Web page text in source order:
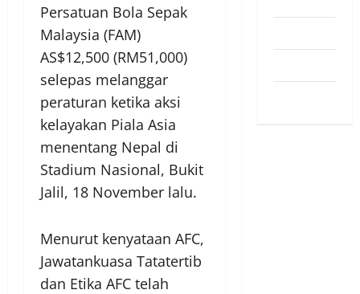
Persatuan Bola Sepak
Malaysia (FAM)
AS$12,500 (RM51,000)
selepas melanggar
peraturan ketika aksi
kelayakan Piala Asia
menentang Nepal di
Stadium Nasional, Bukit
Jalil, 18 November lalu.
Menurut kenyataan AFC,
Jawatankuasa Tatatertib
dan Etika AFC telah